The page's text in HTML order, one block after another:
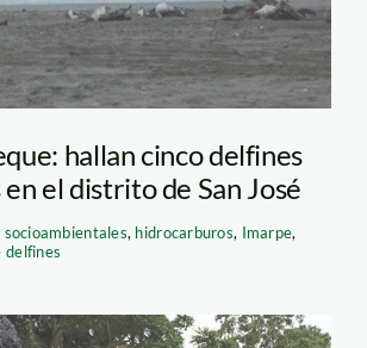
hallan cinco delfines
el distrito de San José
, hidrocarburos, Imarpe,
delfines